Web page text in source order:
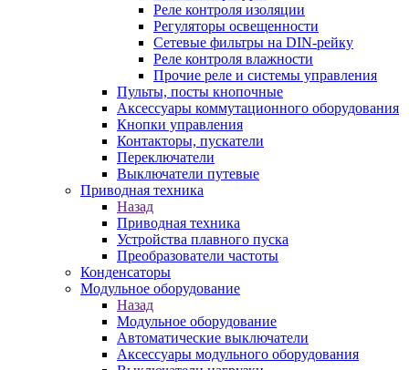
Реле контроля изоляции
Регуляторы освещенности
Сетевые фильтры на DIN-рейку
Реле контроля влажности
Прочие реле и системы управления
Пульты, посты кнопочные
Аксессуары коммутационного оборудования
Кнопки управления
Контакторы, пускатели
Переключатели
Выключатели путевые
Приводная техника
Назад
Приводная техника
Устройства плавного пуска
Преобразователи частоты
Конденсаторы
Модульное оборудование
Назад
Модульное оборудование
Автоматические выключатели
Аксессуары модульного оборудования